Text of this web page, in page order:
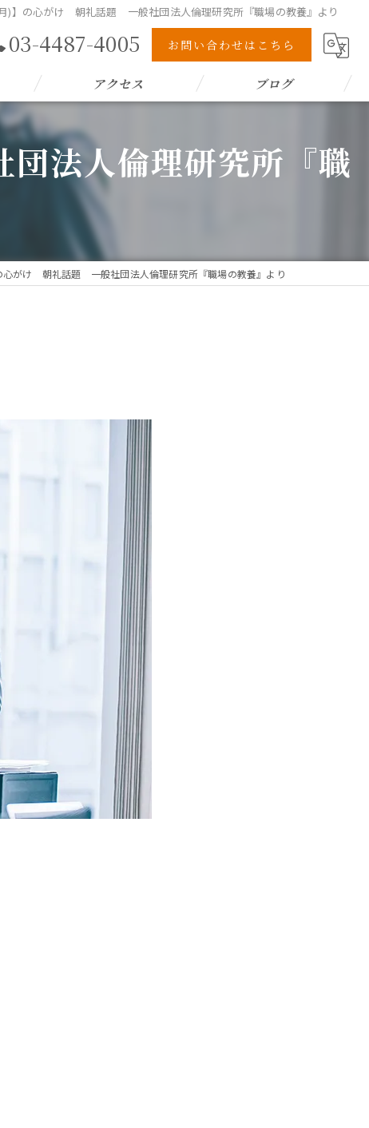
)】の心がけ 朝礼話題 一般社団法人倫理研究所『職場の教養』より
03-4487-4005 お問い合わせはこちら
アクセス ブログ
法人倫理研究所『職
心がけ 朝礼話題 一般社団法人倫理研究所『職場の教養』より